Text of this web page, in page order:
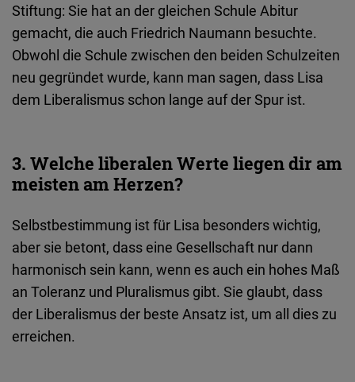
Stiftung: Sie hat an der gleichen Schule Abitur
gemacht, die auch Friedrich Naumann besuchte.
Obwohl die Schule zwischen den beiden Schulzeiten
neu gegründet wurde, kann man sagen, dass Lisa
dem Liberalismus schon lange auf der Spur ist.
3. Welche liberalen Werte liegen dir am
meisten am Herzen?
Selbstbestimmung ist für Lisa besonders wichtig,
aber sie betont, dass eine Gesellschaft nur dann
harmonisch sein kann, wenn es auch ein hohes Maß
an Toleranz und Pluralismus gibt. Sie glaubt, dass
der Liberalismus der beste Ansatz ist, um all dies zu
erreichen.